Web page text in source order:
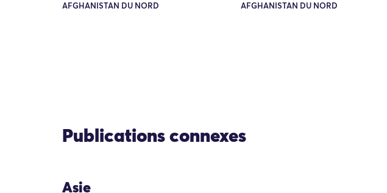
AFGHANISTAN DU NORD
AFGHANISTAN DU NORD
Publications connexes
Asie